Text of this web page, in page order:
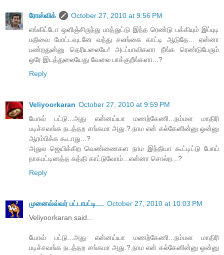
ரோஸ்விக்
October 27, 2010 at 9:56 PM
எங்கிட்டோ ஒளிஞ்சிருந்து பாத்துட்டு இந்த ரெண்டு பக்கியும் இப்புடி
பதிவை போட்டவுடனே வந்து சலங்கை காட்டி ஆடுதே... ஏன்னா
பண்றதுன்னு தெரியலையே! அடப்பாவிகளா நீங்க ரெண்டுபேரும்
ஒரே இடத்துலையேது வேலை பாக்குறீங்களா...?
Reply
Veliyoorkaran October 27, 2010 at 9:59 PM
யோவ் பட்டு...அது என்னய்யா மணற்கேணி...நம்மள மாதிரி
படிச்சவங்க நடத்தற சங்கமா அது.?.நாம என் கல்கேனின்னு ஒன்னு
ஆரம்பிக்க கூடாது...?
அதுல ஜெயிக்கிற வெண்ணைகள நாம இந்தியா கூட்டிட்டு போய்
நாகபட்டினத்த சுத்தி காட்டுவோம்...என்னா சொல்ற...?
Reply
முனைவ்வ்வர் பட்டாபட்டி.... October 27, 2010 at 10:03 PM
Veliyoorkaran said...
யோவ் பட்டு...அது என்னய்யா மணற்கேணி...நம்மள மாதிரி
படிச்சவங்க நடத்தற சங்கமா அது.?.நாம என் கல்கேனின்னு ஒன்னு